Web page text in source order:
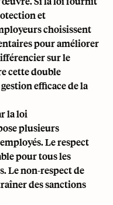
et
choisissent
pour améliorer
sur le
cette double
efficace de la
la loi
plusieurs
Le respect
pour tous les
Le non-respect de
des sanctions